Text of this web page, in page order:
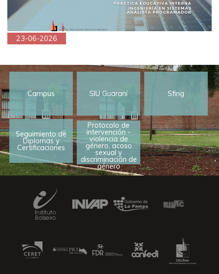
23-06-2026
Campus SIU Guaraní Sfing
Seguimiento de
Diplomas y
Certificaciones
Protocolo de
intervención -
violencia de
género, acoso
sexual y
discriminación de
género